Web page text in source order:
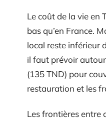
Le coût de la vie en
bas qu’en France.
local reste inférieur
il faut prévoir
(135 TND) pour
restauration et les
Les frontières entre